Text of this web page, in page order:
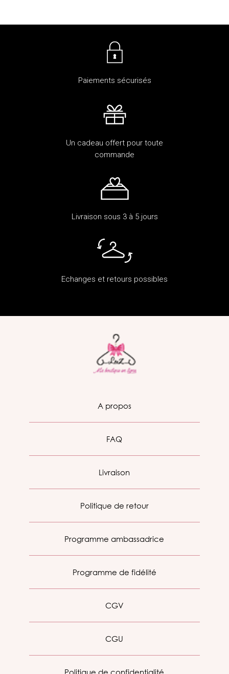
Paiements sécurisés
Un cadeau offert pour toute
commande
Livraison sous 3 à 5 jours
Echanges et retours possibles
A propos
FAQ
Livraison
Politique de retour
Programme ambassadrice
Programme de fidélité
CGV
CGU
Politique de confidentialité